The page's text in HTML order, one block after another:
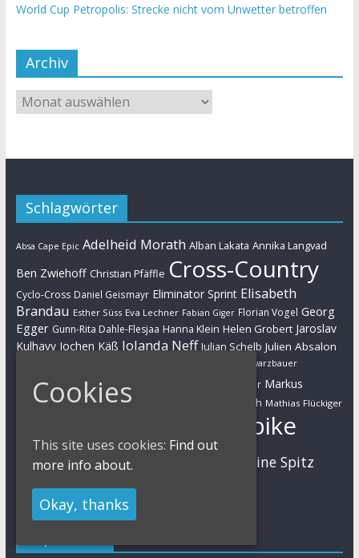
World Cup Petropolis: Strecke nicht vom Unwetter betroffen
Archiv
Schlagwörter
Absa Cape Epic Adelheid Morath Alban Lakata Annika Langvad
Ben Zwiehoff Christian Pfäffle Cross-Country
Cyclo-Cross Daniel Geismayr Eliminator Sprint Elisabeth
Brandau Esther Süss Eva Lechner Fabian Giger Florian Vogel Georg
Egger Gunn-Rita Dahle-Flesjaa Hanna Klein Helen Grobert Jaroslav
Kulhavy Jochen Käß Jolanda Neff Julian Schelb Julien Absalon
Luca Schwarzbauer
Manuel Fumic Markus Bauer Markus
Kaufmann Markus Schulte-Lünzum Martin Gluth Mathias Flückiger
Mountainbike
MTB Nadine Rieder Sabine Spitz
Simon Stiebjahn
Cookies
This site uses cookies: Find out
more info about.
Okay, thanks